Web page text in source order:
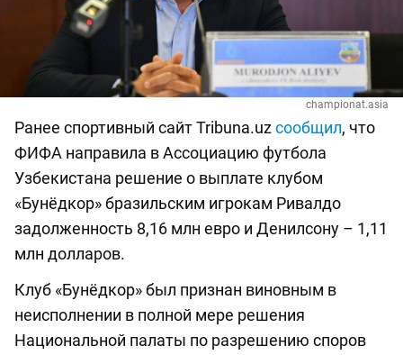
championat.asia
Ранее спортивный сайт Tribuna.uzсообщил, что
ФИФА направила в Ассоциацию футбола
Узбекистана решение о выплате клубом
«Бунёдкор» бразильским игрокам Ривалдо
задолженность 8,16 млн евро и Денилсону – 1,11
млн долларов.
Клуб «Бунёдкор» был признан виновным в
неисполнении в полной мере решения
Национальной палаты по разрешению споров